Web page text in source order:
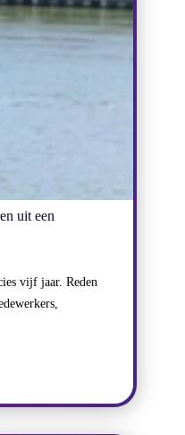
uit een
vijf jaar. Reden